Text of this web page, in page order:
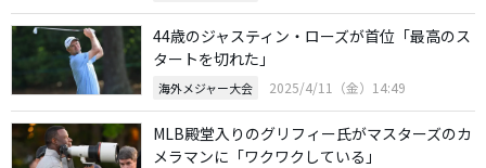
44歳のジャスティン・ローズが首位「最高のス
タートを切れた」
海外メジャー大会 2025/4/11（金）14:49
MLB殿堂入りのグリフィー氏がマスターズのカ
メラマンに「ワクワクしている」